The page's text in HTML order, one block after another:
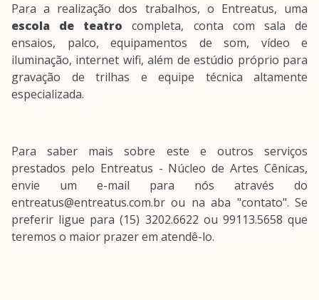
Para a realização dos trabalhos, o Entreatus, uma
escola de teatro completa, conta com sala de
ensaios, palco, equipamentos de som, vídeo e
iluminação, internet wifi, além de estúdio próprio para
gravação de trilhas e equipe técnica altamente
especializada.
Para saber mais sobre este e outros serviços
prestados pelo Entreatus - Núcleo de Artes Cênicas,
envie um e-mail para nós através do
entreatus@entreatus.com.br ou na aba "contato". Se
preferir ligue para (15) 3202.6622 ou 99113.5658 que
teremos o maior prazer em atendê-lo.